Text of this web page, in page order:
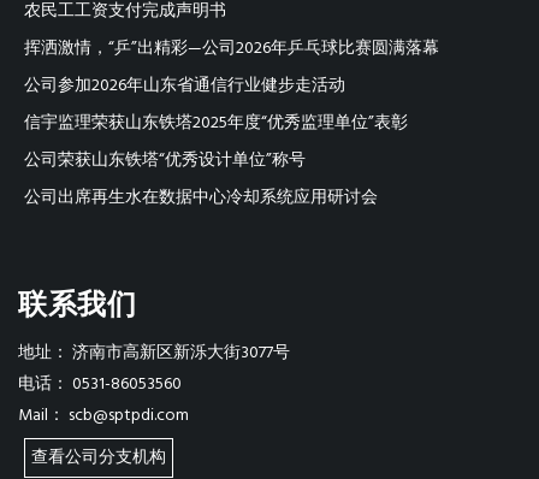
农民工工资支付完成声明书
挥洒激情，“乒”出精彩—公司2026年乒乓球比赛圆满落幕
公司参加2026年山东省通信行业健步走活动
信宇监理荣获山东铁塔2025年度“优秀监理单位”表彰
公司荣获山东铁塔“优秀设计单位”称号
公司出席再生水在数据中心冷却系统应用研讨会
联系我们
地址： 济南市高新区新泺大街3077号
电话： 0531-86053560
Mail： scb@sptpdi.com
查看公司分支机构